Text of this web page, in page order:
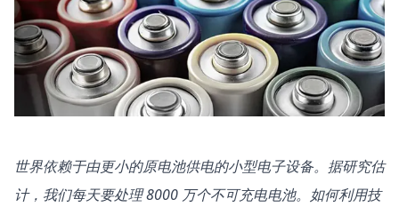
世界依赖于由更小的原电池供电的小型电子设备。据研究估
计，我们每天要处理 8000 万个不可充电电池。如何利用技